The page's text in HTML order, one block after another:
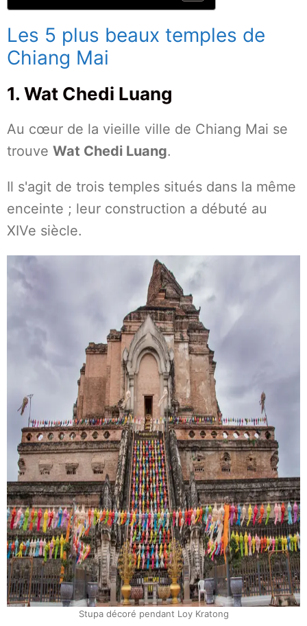
Les 5 plus beaux temples de
Chiang Mai
1. Wat Chedi Luang
Au cœur de la vieille ville de Chiang Mai se
trouve Wat Chedi Luang.
Il s'agit de trois temples situés dans la même
enceinte ; leur construction a débuté au
XIVe siècle.
Stupa décoré pendant Loy Kratong